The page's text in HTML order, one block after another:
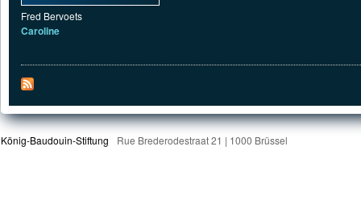
Fred Bervoets
Caroline
König-Baudouin-Stiftung Rue Brederodestraat 21 | 1000 Brüssel